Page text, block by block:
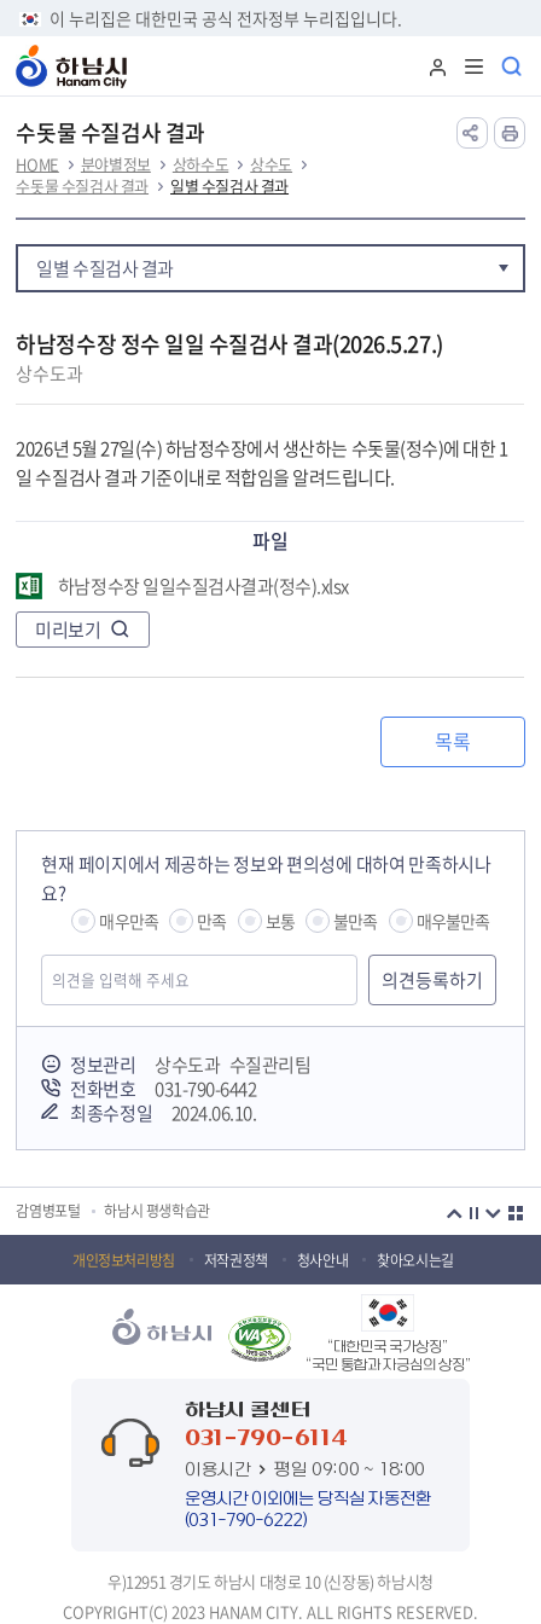
본문 바로가기
이 누리집은 대한민국 공식 전자정부 누리집입니다.
수돗물 수질검사 결과
HOME 분야별정보 상하수도
상수도
수돗물 수질검사 결과
일별 수질검사 결과
일별 수질검사 결과
하남정수장 정수 일일 수질검사 결과(2026.5.27.)
상수도과
2026년 5월 27일(수) 하남정수장에서 생산하는 수돗물(정수)에 대한 1
일 수질검사 결과 기준이내로 적합임을 알려드립니다.
파일
하남정수장 일일수질검사결과(정수).xlsx
미리보기
목록
현재 페이지에서 제공하는 정보와 편의성에 대하여 만족하시나
요?
매우만족 만족 보통 불만족 매우불만족
정보관리
상수도과 수질관리팀
전화번호
031-790-6442
최종수정일
2024.06.10.
국민안전교육플랫폼
감염병포털 하남시 평생학습관
하남혁신교육지구 huic 하남도시공사
하남종합운동장 국민체육센터 하남문화재단 하남역사박물관
하남시 가족센터
하남시정신건강복지센터
(재)하남시자원봉사센터 하남시환경교육센터
하남시 장애인 무료법률 상담센터 경기도의회 하남상담소
경기도 장애인생산품판매시설
개인정보처리방침 저작권정책 청사안내 찾아오시는길
우)12951 경기도 하남시 대청로 10 (신장동) 하남시청
COPYRIGHT(C) 2023 HANAM CITY. ALL RIGHTS RESERVED.
하남시 콜센터
031-790-6114
이용시간
평일 09:00 ~ 18:00
운영시간 이외에는 당직실 자동전환
(031-790-6222)
“대한민국 국가상징”
“국민 통합과 자긍심의 상징”